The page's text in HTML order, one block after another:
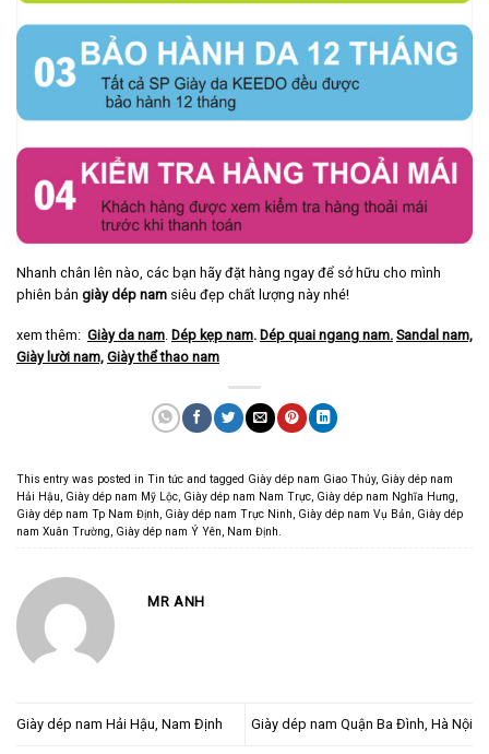
Nhanh chân lên nào, các bạn hãy đặt hàng ngay để sở hữu cho mình
phiên bản giày dép nam siêu đẹp chất lượng này nhé!
xem thêm: Giày da nam Dép kẹp nam. Dép quai ngang nam. Sandal nam,
Giày lười nam, Giày thể thao nam
This entry was posted in Tin tức and tagged Giày dép nam Giao Thủy, Giày dép nam
Hải Hậu, Giày dép nam Mỹ Lộc, Giày dép nam Nam Trực, Giày dép nam Nghĩa Hưng,
Giày dép nam Tp Nam Định, Giày dép nam Trực Ninh, Giày dép nam Vụ Bản, Giày dép
nam Xuân Trường, Giày dép nam Ý Yên, Nam Định.
MR ANH
Giày dép nam Hải Hậu, Nam Định Giày dép nam Quận Ba Đình, Hà Nội